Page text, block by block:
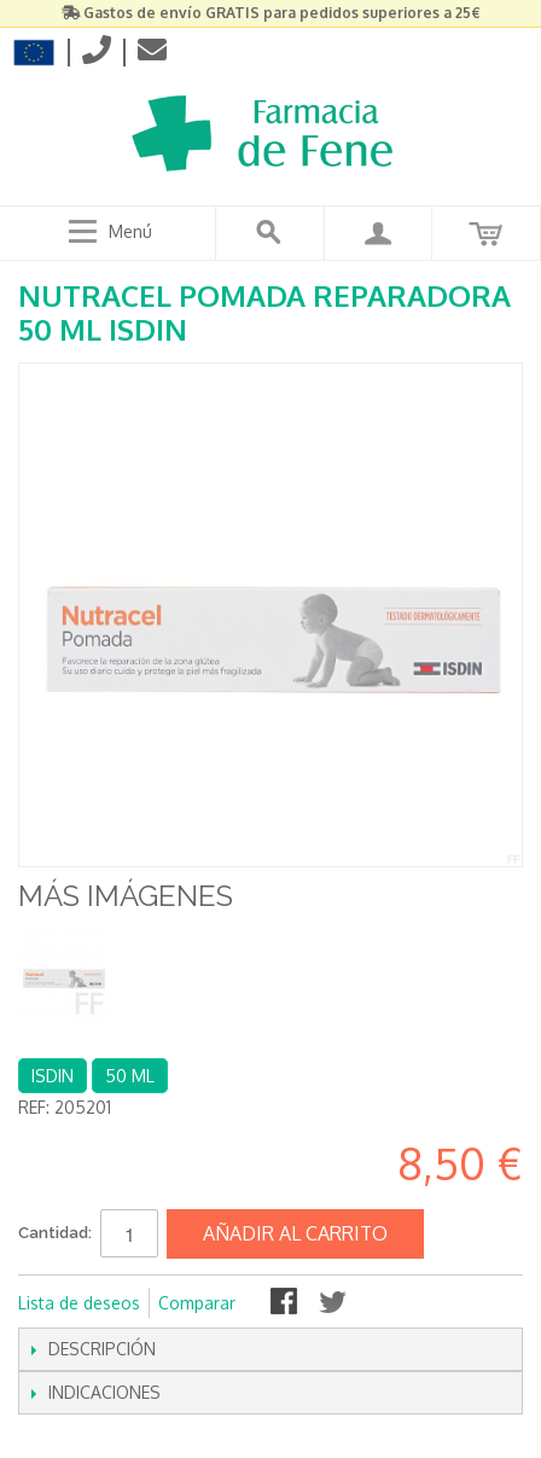
Gastos de envío GRATIS para pedidos superiores a 25€
| |
Menú
NUTRACEL POMADA REPARADORA
50 ML ISDIN
MÁS IMÁGENES
ISDIN
50 ML
REF: 205201
8,50 €
Cantidad: AÑADIR AL CARRITO
Lista de deseos Comparar
DESCRIPCIÓN
INDICACIONES